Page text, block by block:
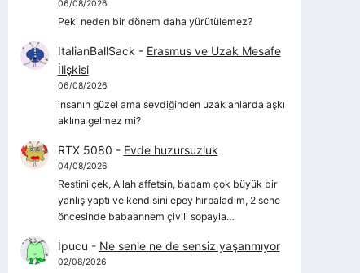
06/08/2026
Peki neden bir dönem daha yürütülemez?
ItalianBallSack - Erasmus ve Uzak Mesafe
İlişkisi
06/08/2026
insanın güzel ama sevdiğinden uzak anlarda aşkı
aklına gelmez mi?
RTX 5080 - Evde huzursuzluk
04/08/2026
Restini çek, Allah affetsin, babam çok büyük bir
yanlış yaptı ve kendisini epey hırpaladım, 2 sene
öncesinde babaannem çivili sopayla…
İpucu - Ne senle ne de sensiz yaşanmıyor
02/08/2026